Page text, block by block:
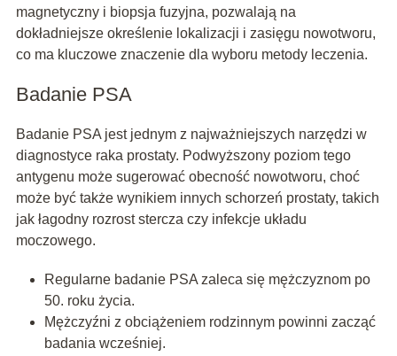
magnetyczny i biopsja fuzyjna, pozwalają na
dokładniejsze określenie lokalizacji i zasięgu nowotworu,
co ma kluczowe znaczenie dla wyboru metody leczenia.
Badanie PSA
Badanie PSA jest jednym z najważniejszych narzędzi w
diagnostyce raka prostaty. Podwyższony poziom tego
antygenu może sugerować obecność nowotworu, choć
może być także wynikiem innych schorzeń prostaty, takich
jak łagodny rozrost stercza czy infekcje układu
moczowego.
Regularne badanie PSA zaleca się mężczyznom po
50. roku życia.
Mężczyźni z obciążeniem rodzinnym powinni zacząć
badania wcześniej.